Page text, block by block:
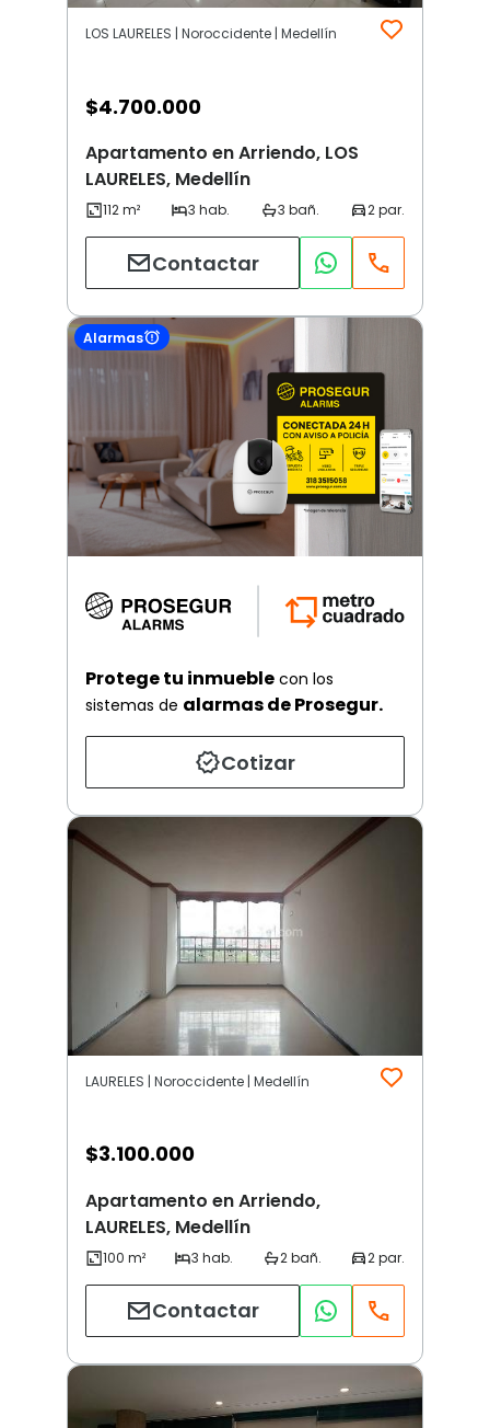
LOS LAURELES | Noroccidente | Medellín
$4.700.000
Apartamento en Arriendo, LOS
LAURELES, Medellín
Contactar
Alarmas
Protege tu inmueble con los
sistemas de alarmas de Prosegur.
Cotizar
LAURELES | Noroccidente | Medellín
$3.100.000
Apartamento en Arriendo,
LAURELES, Medellín
Contactar